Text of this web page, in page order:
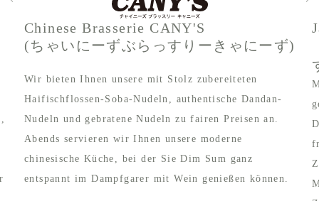
Chinese Brasserie CANY'S
(ちゃいにーずぶらっすりーきゃにーず)
Wir bieten Ihnen unsere mit Stolz zubereiteten
Haifischflossen-Soba-Nudeln, authentische Dandan-
Nudeln und gebratene Nudeln zu fairen Preisen an.
Abends servieren wir Ihnen unsere moderne
chinesische Küche, bei der Sie Dim Sum ganz
entspannt im Dampfgarer mit Wein genießen können.